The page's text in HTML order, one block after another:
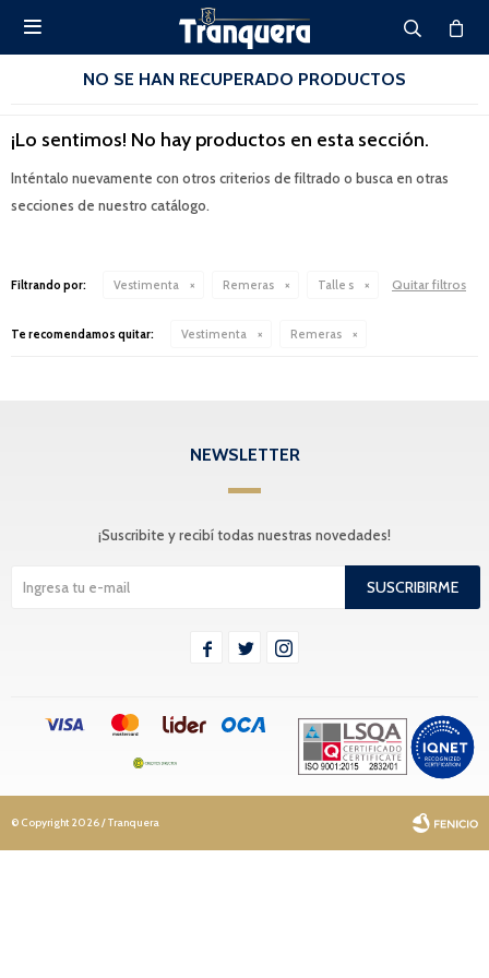

NO SE HAN RECUPERADO PRODUCTOS
¡Lo sentimos! No hay productos en esta sección.
Inténtalo nuevamente con otros criterios de filtrado o busca en otras
secciones de nuestro catálogo.
Filtrando por: Vestimenta Remeras Talle s Quitar filtros
Te recomendamos quitar: Vestimenta Remeras
NEWSLETTER
¡Suscribite y recibí todas nuestras novedades!
SUSCRIBIRME
  
© Copyright 2026 / Tranquera